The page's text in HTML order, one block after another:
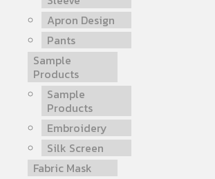
Apron Design
Pants
Sample
Products
Sample
Products
Embroidery
Silk Screen
Fabric Mask